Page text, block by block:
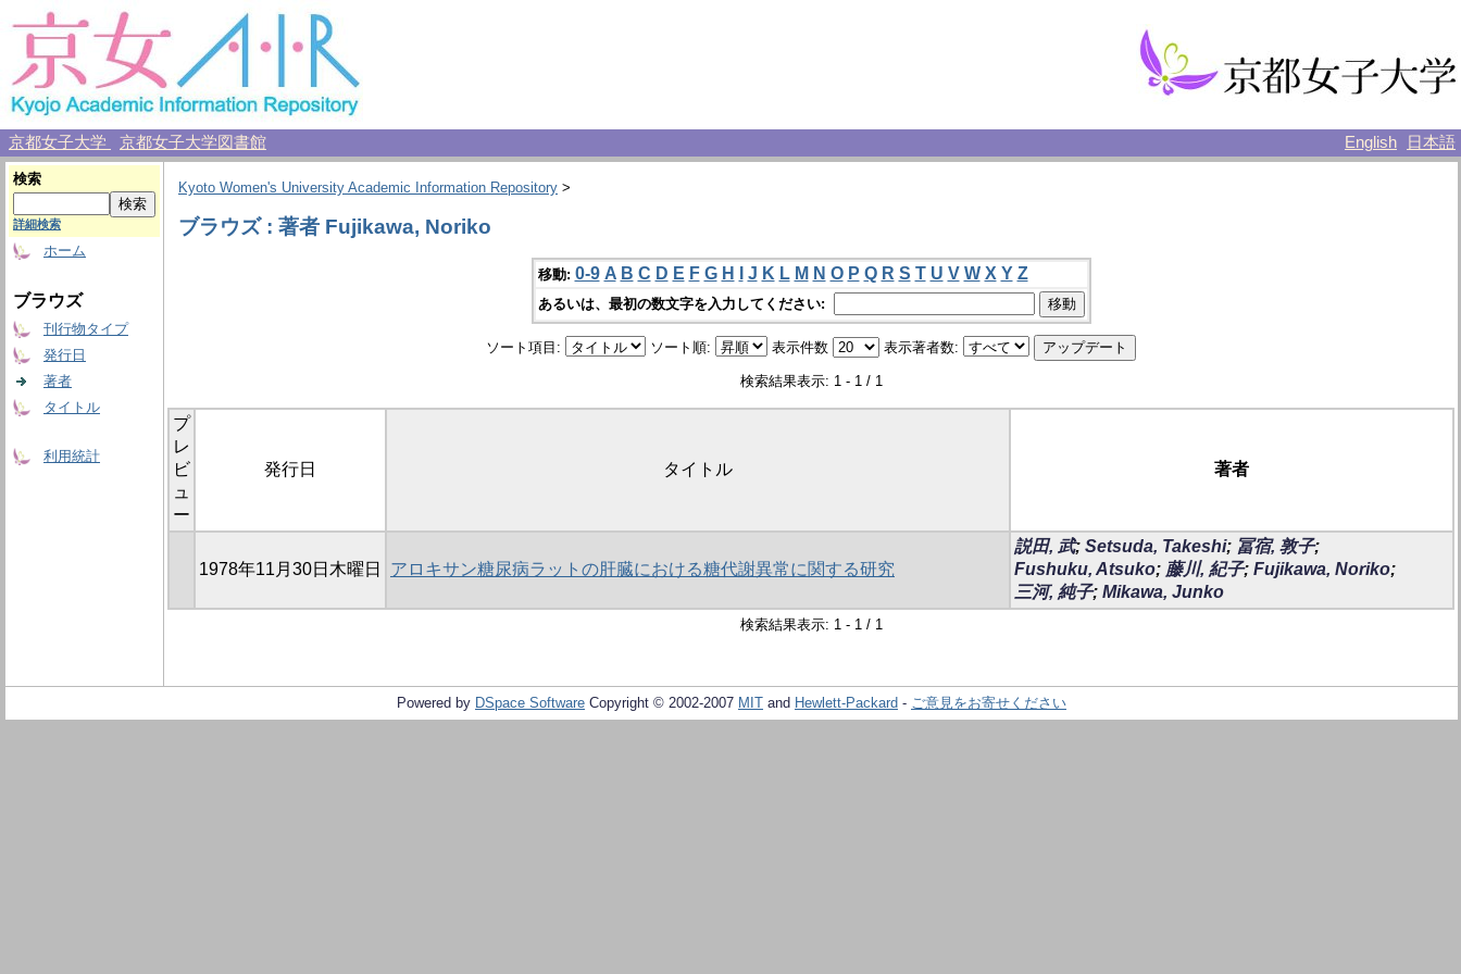
京都女子大学 京都女子大学図書館 English 日本語
検索
詳細検索
ホーム
ブラウズ
刊行物タイプ
発行日
著者
タイトル
利用統計
Kyoto Women's University Academic Information Repository >
ブラウズ : 著者 Fujikawa, Noriko
移動: 0-9 A B C D E F G H J K L M N O P Q R S T U V W X Y Z
あるいは、最初の数文字を入力してください:
ソート項目: ソート順: 表示件数 表示著者数:
検索結果表示: 1 - 1 / 1
プ
レ
ビ
ュ
ー
発行日 タイトル 著者
1978年11月30日木曜日 アロキサン糖尿病ラットの肝臓における糖代謝異常に関する研究
説田, 武; Setsuda, Takeshi; 冨宿, 敦子;
Fushuku, Atsuko; 藤川, 紀子; Fujikawa, Noriko;
三河, 純子; Mikawa, Junko
検索結果表示: 1 - 1 / 1
Powered by DSpace Software Copyright © 2002-2007 MIT and Hewlett-Packard - ご意見をお寄せください